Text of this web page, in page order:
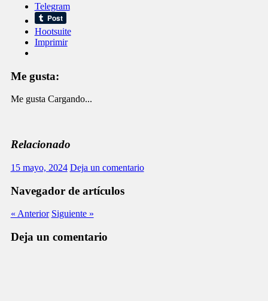
Telegram
Hootsuite
Imprimir
Me gusta:
Me gusta Cargando...
Relacionado
15 mayo, 2024 Deja un comentario
Navegador de artículos
« Anterior Siguiente »
Deja un comentario